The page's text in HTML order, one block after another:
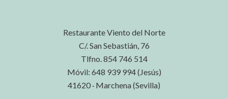
Restaurante Viento del Norte
C/. San Sebastián, 76
Tlfno. 854 746 514
Móvil: 648 939 994 (Jesús)
41620 · Marchena (Sevilla)